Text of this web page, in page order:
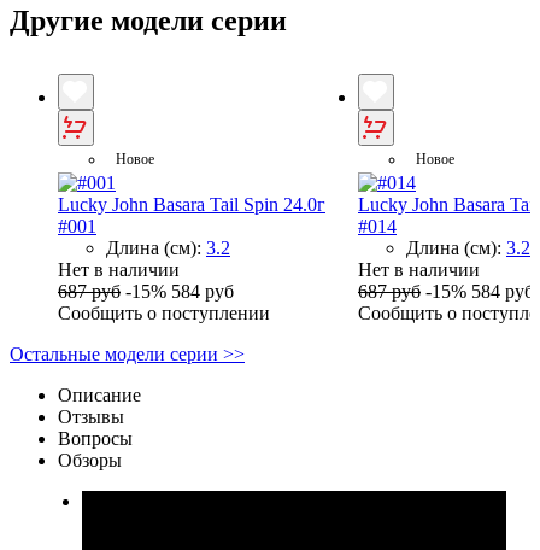
Другие модели серии
Новое
Lucky John Basara Tail Spin 24.0г
#001
Длина (см): 3.2
Нет в наличии
687 руб -15% 584 руб
Сообщить о поступлении
Новое
Lucky John Basara
#014
Длина (см): 3.2
Нет в наличии
687 руб -15% 584 руб
Сообщить о
Остальные модели серии >>
Описание
Отзывы
Вопросы
Обзоры